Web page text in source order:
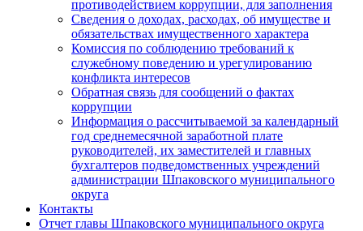
противодействием коррупции, для заполнения
Сведения о доходах, расходах, об имуществе и
обязательствах имущественного характера
Комиссия по соблюдению требований к
служебному поведению и урегулированию
конфликта интересов
Обратная связь для сообщений о фактах
коррупции
Информация о рассчитываемой за календарный
год среднемесячной заработной плате
руководителей, их заместителей и главных
бухгалтеров подведомственных учреждений
администрации Шпаковского муниципального
округа
Контакты
Отчет главы Шпаковского муниципального округа